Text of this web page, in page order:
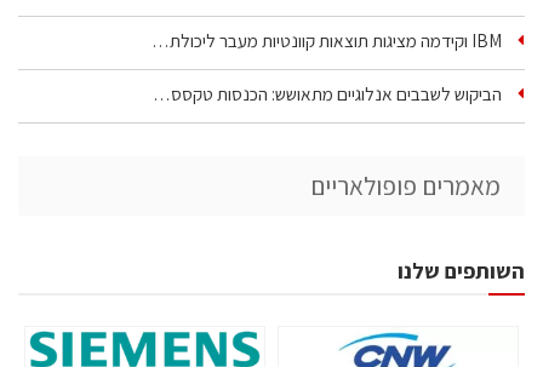
IBM וקידמה מציגות תוצאות קוונטיות מעבר ליכולת…
הביקוש לשבבים אנלוגיים מתאושש: הכנסות טקסס…
מאמרים פופולאריים
השותפים שלנו